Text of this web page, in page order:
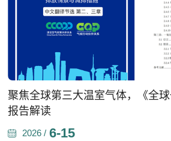
聚焦全球第三大温室气体，《全球
报告解读
2026 / 6-15